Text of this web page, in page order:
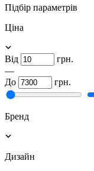
Підбір параметрів
Ціна
Від
грн.
—
До
грн.
Бренд
Дизайн